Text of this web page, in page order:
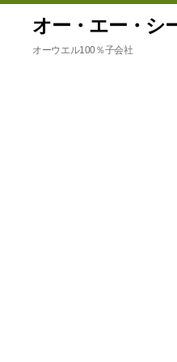
オー・エー・シ
オーウエル100％子会社